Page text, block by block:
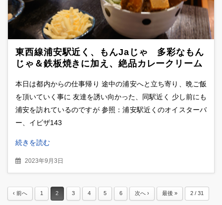
東西線浦安駅近く、もんJaじゃ 多彩なもん
じゃ＆鉄板焼きに加え、絶品カレークリーム
本日は都内からの仕事帰り 途中の浦安へと立ち寄り、晩ご飯
を頂いていく事に 友達を誘い向かった、同駅近く 少し前にも
浦安を訪れているのですが 参照：浦安駅近くのオイスターバ
ー、イビザ143
続きを読む
2023年9月3日
‹ 前へ 1 2 3 4 5 6 次へ › 最後 » 2 / 31